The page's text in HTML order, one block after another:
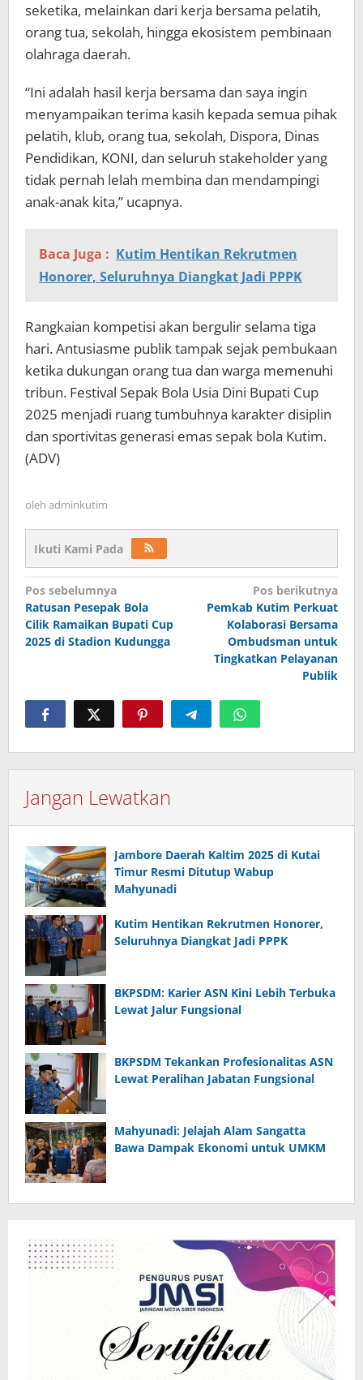
seketika, melainkan dari kerja bersama pelatih,
orang tua, sekolah, hingga ekosistem pembinaan
olahraga daerah.
“Ini adalah hasil kerja bersama dan saya ingin
menyampaikan terima kasih kepada semua pihak
pelatih, klub, orang tua, sekolah, Dispora, Dinas
Pendidikan, KONI, dan seluruh stakeholder yang
tidak pernah lelah membina dan mendampingi
anak-anak kita,” ucapnya.
Baca Juga : Kutim Hentikan Rekrutmen
Honorer, Seluruhnya Diangkat Jadi PPPK
Rangkaian kompetisi akan bergulir selama tiga
hari. Antusiasme publik tampak sejak pembukaan
ketika dukungan orang tua dan warga memenuhi
tribun. Festival Sepak Bola Usia Dini Bupati Cup
2025 menjadi ruang tumbuhnya karakter disiplin
dan sportivitas generasi emas sepak bola Kutim.
(ADV)
oleh adminkutim
Ikuti Kami Pada
Navigasi
pos
Pos sebelumnya
Ratusan Pesepak Bola
Cilik Ramaikan Bupati Cup
2025 di Stadion Kudungga
Pos berikutnya
Pemkab Kutim Perkuat
Kolaborasi Bersama
Ombudsman untuk
Tingkatkan Pelayanan
Publik
Jangan Lewatkan
Jambore Daerah Kaltim 2025 di Kutai
Timur Resmi Ditutup Wabup
Mahyunadi
Kutim Hentikan Rekrutmen Honorer,
Seluruhnya Diangkat Jadi PPPK
BKPSDM: Karier ASN Kini Lebih Terbuka
Lewat Jalur Fungsional
BKPSDM Tekankan Profesionalitas ASN
Lewat Peralihan Jabatan Fungsional
Mahyunadi: Jelajah Alam Sangatta
Bawa Dampak Ekonomi untuk UMKM